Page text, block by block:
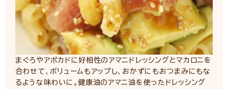
まぐろやアボカドに好相性のアマニドレッシングとマカロニを
合わせて、ボリュームもアップし、おかずにもおつまみにもな
るような味わいに。健康油のアマニ油を使ったドレッシング